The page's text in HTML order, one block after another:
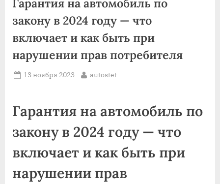
Гарантия на автомобиль по
закону в 2024 году — что
включает и как быть при
нарушении прав потребителя
Posted
13 ноября 2023 By
autostet
Гарантия на автомобиль по
закону в 2024 году — что
включает и как быть при
нарушении прав